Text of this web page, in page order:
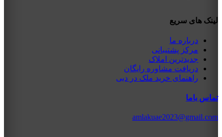
لینک های سریع
درباره ما
مرکز پشتیبانی
جدیدترین املاک
دریافت مشاوره رایگان
راهنمای خرید ملک در دبی
تماس باما
amlakuae2023@gmail.com